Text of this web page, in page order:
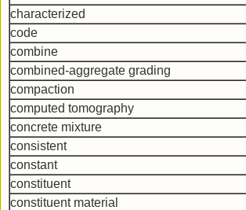
characterized
code
combine
combined-aggregate grading
compaction
computed tomography
concrete mixture
consistent
constant
constituent
constituent material